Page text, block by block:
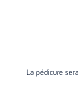
La pédicure